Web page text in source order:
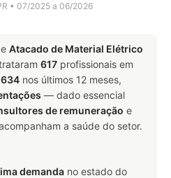
• 07/2025 a 06/2026
Atacado de Material Elétrico
617 profissionais em
634 nos últimos 12 meses,
— dado essencial
de remuneração e
a saúde do setor.
demanda no estado do